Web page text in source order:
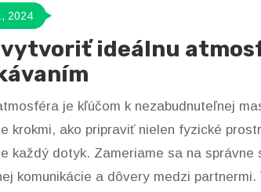
2024
ideálnu
je kľúčom k nezabudnuteľnej
krokmi, ako pripraviť nielen fyzické
každý dotyk. Zameriame sa na
komunikácie a dôvery medzi